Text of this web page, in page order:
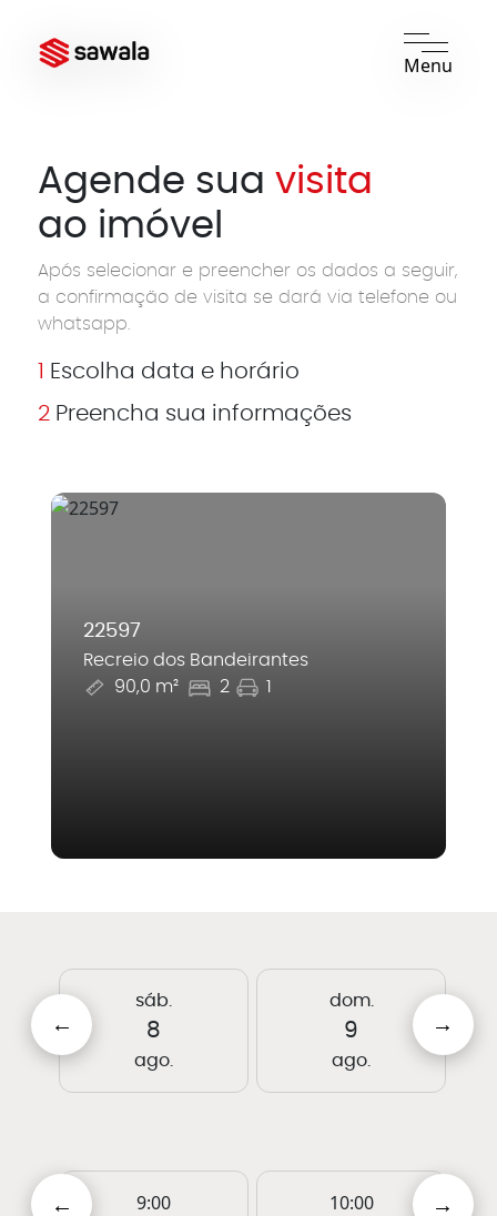
Menu
Agende suavisita
ao imóvel
Após selecionar e preencher os dados a seguir,
a confirmação de visita se dará via telefone ou
whatsapp.
Escolha data e horário
2 Preencha sua informações
22597
Recreio dos Bandeirantes
90,0 m²
2 1
sáb.
8
ago.
dom.
9
ago.
9:00 10:00